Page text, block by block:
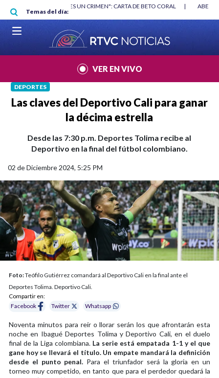
Pasar al contenido principal
Temas del día:
"HABLAR NO ES UN CRIMEN": CARTA DE BETO CORAL |
VER EN VIVO
DEPORTES
Las claves del Deportivo Cali para ganar
la décima estrella
Desde las 7:30 p.m. Deportes Tolima recibe al
Deportivo en la final del fútbol colombiano.
02 de Diciembre 2024, 5:25 PM
Foto:Teófilo Gutiérrez comandará al Deportivo Cali en la final ante el
Deportes Tolima. Deportivo Cali.
Compartir en:
Facebook
Twitter Whatsapp
Noventa minutos para reír o llorar serán los que afrontarán esta
noche en Ibagué Deportes Tolima y Deportivo Cali, en el duelo
final de la Liga colombiana. La serie está empatada 1-1 y el que
gane hoy se llevará el título. Un empate mandará la definición
desde el punto penal. Para el triunfador será la gloria en un
torneo muy competido, en tanto que para el perdedor quedará la